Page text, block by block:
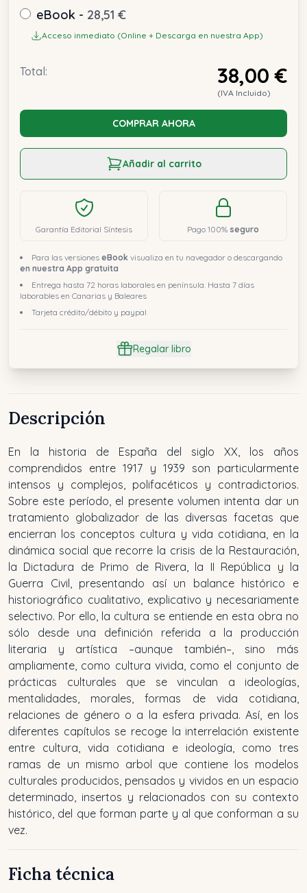
eBook - 28,51 €
Acceso inmediato (Online + Descarga en nuestra App)
Total: 38,00 €
(IVA Incluido)
COMPRAR AHORA
Añadir al carrito
Garantía Editorial Síntesis Pago 100% seguro
Para las versiones eBook visualiza en tu navegador o descargando
en nuestra App gratuita
Entrega hasta 72 horas laborales en península. Hasta 7 días
laborables en Canarias y Baleares
Tarjeta crédito/débito y paypal
Regalar libro
Descripción
En la historia de España del siglo XX, los años
comprendidos entre 1917 y 1939 son particularmente
intensos y complejos, polifacéticos y contradictorios.
Sobre este período, el presente volumen intenta dar un
tratamiento globalizador de las diversas facetas que
encierran los conceptos cultura y vida cotidiana, en la
dinámica social que recorre la crisis de la Restauración,
la Dictadura de Primo de Rivera, la II República y la
Guerra Civil, presentando así un balance histórico e
historiográfico cualitativo, explicativo y necesariamente
selectivo. Por ello, la cultura se entiende en esta obra no
sólo desde una definición referida a la producción
literaria y artística –aunque también–, sino más
ampliamente, como cultura vivida, como el conjunto de
prácticas culturales que se vinculan a ideologías,
mentalidades, morales, formas de vida cotidiana,
relaciones de género o a la esfera privada. Así, en los
diferentes capítulos se recoge la interrelación existente
entre cultura, vida cotidiana e ideología, como tres
ramas de un mismo arbol que contiene los modelos
culturales producidos, pensados y vividos en un espacio
determinado, insertos y relacionados con su contexto
histórico, del que forman parte y al que conforman a su
vez.
Ficha técnica